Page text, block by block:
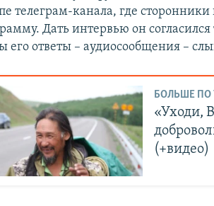
телеграм-канала, где
Дать интервью он согласился
его ответы – аудиосообщения –
БОЛЬШЕ ПО
«Уходи,
(+видео)